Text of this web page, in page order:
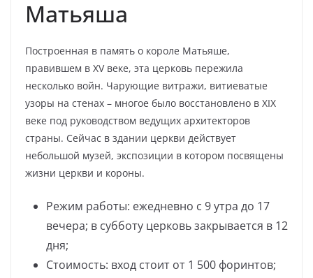
Матьяша
Построенная в память о короле Матьяше,
правившем в XV веке, эта церковь пережила
несколько войн. Чарующие витражи, витиеватые
узоры на стенах – многое было восстановлено в XIX
веке под руководством ведущих архитекторов
страны. Сейчас в здании церкви действует
небольшой музей, экспозиции в котором посвящены
жизни церкви и короны.
Режим работы: ежедневно с 9 утра до 17
вечера; в субботу церковь закрывается в 12
дня;
Стоимость: вход стоит от 1 500 форинтов;